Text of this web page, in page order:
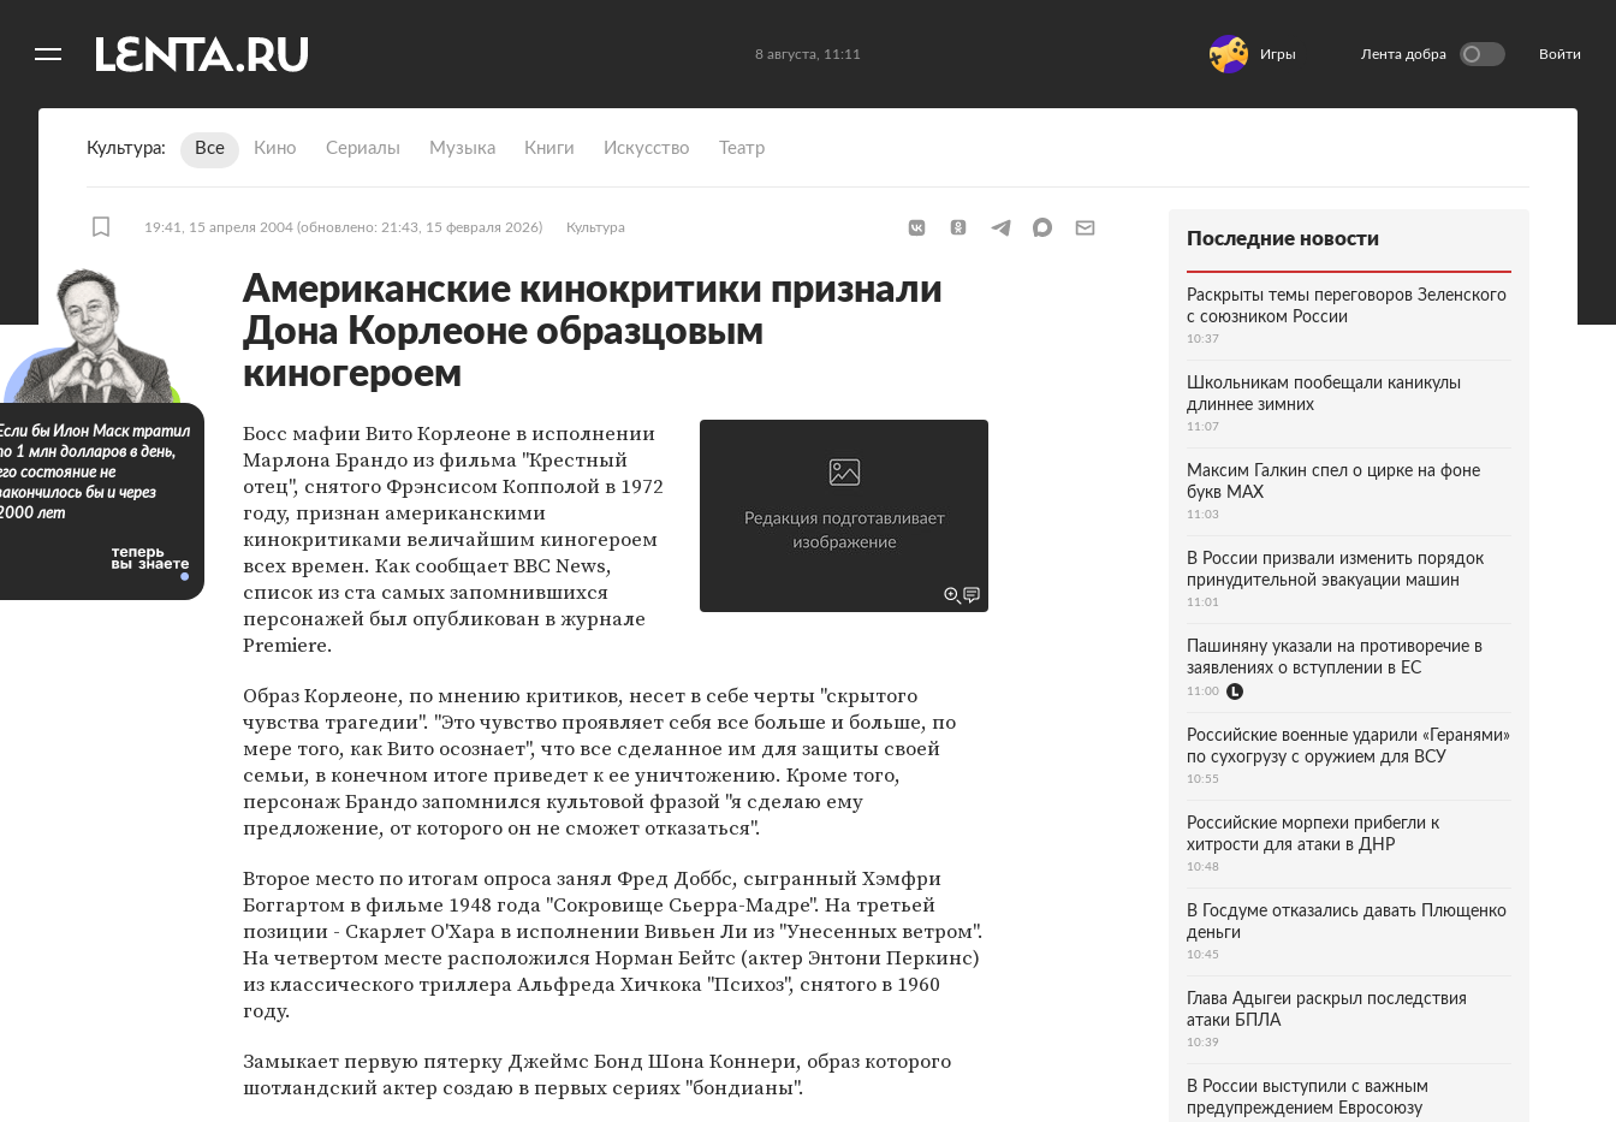
8 августа, 11:11 Игры Лента добра Войти
Культура Все Кино Сериалы Музыка Книги Искусство Театр
19:41, 15 апреля 2004 (обновлено: 21:43, 15 февраля 2026) Культура
Американские кинокритики признали
Дона Корлеоне образцовым
киногероем
Босс мафии Вито Корлеоне в исполнении
Марлона Брандо из фильма "Крестный
отец", снятого Фрэнсисом Копполой в 1972
году, признан американскими
кинокритиками величайшим киногероем
всех времен. Как сообщает BBC News,
список из ста самых запомнившихся
персонажей был опубликован в журнале
Premiere.
Образ Корлеоне, по мнению критиков, несет в себе черты "скрытого
чувства трагедии". "Это чувство проявляет себя все больше и больше, по
мере того, как Вито осознает", что все сделанное им для защиты своей
семьи, в конечном итоге приведет к ее уничтожению. Кроме того,
персонаж Брандо запомнился культовой фразой "я сделаю ему
предложение, от которого он не сможет отказаться".
Второе место по итогам опроса занял Фред Доббс, сыгранный Хэмфри
Боггартом в фильме 1948 года "Сокровище Сьерра-Мадре". На третьей
позиции - Скарлет О'Хара в исполнении Вивьен Ли из "Унесенных ветром".
На четвертом месте расположился Норман Бейтс (актер Энтони Перкинс)
из классического триллера Альфреда Хичкока "Психоз", снятого в 1960
году.
Замыкает первую пятерку Джеймс Бонд Шона Коннери, образ которого
шотландский актер создаю в первых сериях "бондианы".
бы Илон Маск тратил
1 млн долларов в день,
состояние не
бы и через
лет
Последние новости
Раскрыты темы переговоров Зеленского
с союзником России
10:37
Школьникам пообещали каникулы
длиннее зимних
11:07
Максим Галкин спел о цирке на фоне
букв MAX
11:03
В России призвали изменить порядок
принудительной эвакуации машин
11:01
Пашиняну указали на противоречие в
заявлениях о вступлении в ЕС
11:00
Российские военные ударили «Геранями»
по сухогрузу с оружием для ВСУ
10:55
Российские морпехи прибегли к
хитрости для атаки в ДНР
10:48
В Госдуме отказались давать Плющенко
деньги
10:45
Глава Адыгеи раскрыл последствия
атаки БПЛА
10:39
В России выступили с важным
предупреждением Евросоюзу